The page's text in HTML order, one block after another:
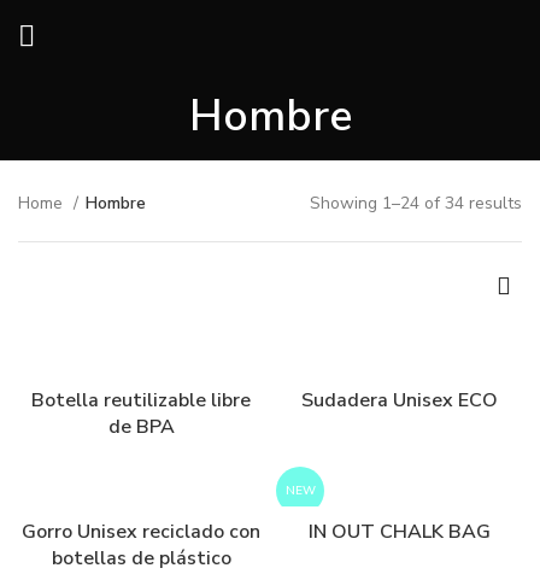
Hombre
Home Hombre Showing 1–24 of 34 results
Botella reutilizable libre
de BPA
Sudadera Unisex ECO
Gorro Unisex reciclado con
botellas de plástico
NEW
IN OUT CHALK BAG